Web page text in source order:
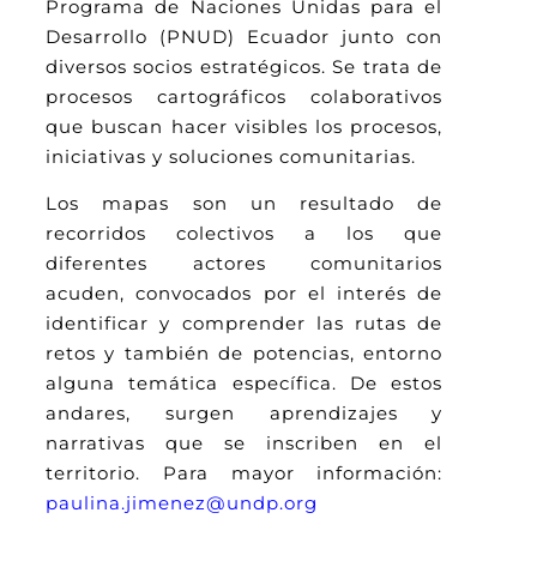
Programa de Naciones Unidas para el
Desarrollo (PNUD) Ecuador junto con
diversos socios estratégicos. Se trata de
procesos cartográficos colaborativos
que buscan hacer visibles los procesos,
iniciativas y soluciones comunitarias.
Los mapas son un resultado de
recorridos colectivos a los que
diferentes actores comunitarios
acuden, convocados por el interés de
identificar y comprender las rutas de
retos y también de potencias, entorno
alguna temática específica. De estos
andares, surgen aprendizajes y
narrativas que se inscriben en el
territorio. Para mayor información:
paulina.jimenez@undp.org